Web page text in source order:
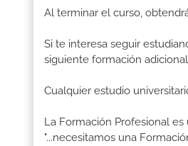
Al terminar el curso,
Si te interesa seguir
siguiente formación
Cualquier estudio
La Formación Profesional
"...necesitamos una